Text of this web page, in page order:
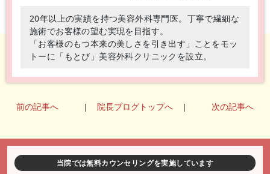
20年以上の実績を持つ美容外科専門医。丁寧で繊細な
施術でお客様の望む実現を目指す。
「お客様のもつ本来の美しさを引き出す」ことをモッ
トーに「もとび」美容外科クリニックを設立。
前の記事へ 院長ブログトップへ 次の記事へ
当院では無料カウンセリングを実施しています